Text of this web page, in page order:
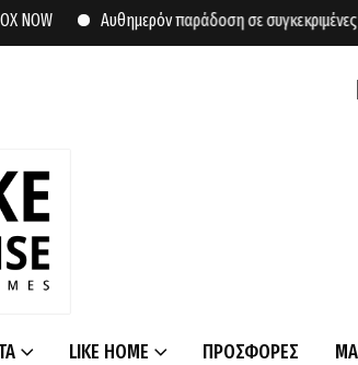
Αυθημερόν παράδοση σε συγκεκριμένες
LIKE HOME ΠΡΟΣΦΟΡΕΣ